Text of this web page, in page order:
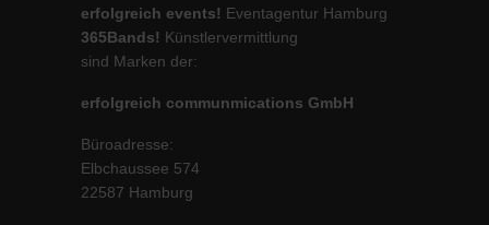
erfolgreich events! Eventagentur Hamburg
365Bands! Künstlervermittlung
sind Marken der:
erfolgreich communmications GmbH
Büroadresse:
Elbchaussee 574
22587 Hamburg